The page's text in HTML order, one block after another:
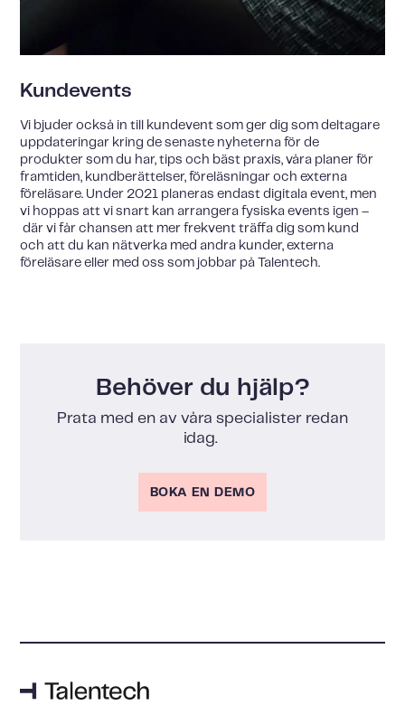
Kundevents
Vi bjuder också in till kundevent som ger dig som deltagare
uppdateringar kring de senaste nyheterna för de
produkter som du har, tips och bäst praxis, våra planer för
framtiden, kundberättelser, föreläsningar och externa
föreläsare. Under 2021 planeras endast digitala event, men
vi hoppas att vi snart kan arrangera fysiska events igen –
där vi får chansen att mer frekvent träffa dig som kund
och att du kan nätverka med andra kunder, externa
föreläsare eller med oss som jobbar på Talentech.
Behöver du hjälp?
Prata med en av våra specialister redan
idag.
BOKA EN DEMO